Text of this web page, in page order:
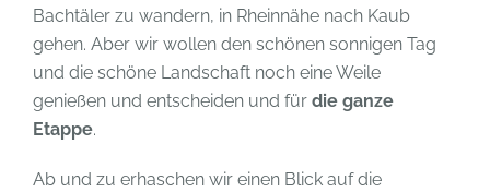
Bachtäler zu wandern, in Rheinnähe nach Kaub
gehen. Aber wir wollen den schönen sonnigen Tag
und die schöne Landschaft noch eine Weile
genießen und entscheiden und für die ganze
Etappe.
Ab und zu erhaschen wir einen Blick auf die